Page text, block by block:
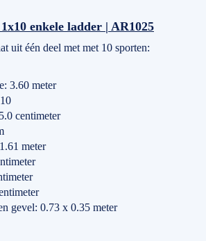
enkele ladder | AR1025
uit één deel met met 10 sporten:
3.60 meter
centimeter
meter
gevel: 0.73 x 0.35 meter